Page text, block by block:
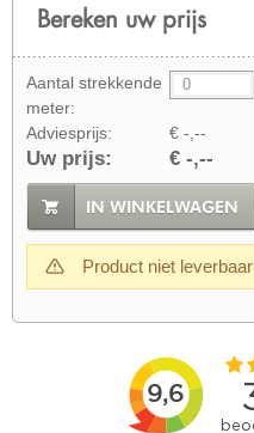
Bereken uw prijs
Aantal strekkende
meter:
Adviesprijs:
€ -,--
Uw prijs: € -,--
IN WINKELWAGEN
Product niet leverbaar